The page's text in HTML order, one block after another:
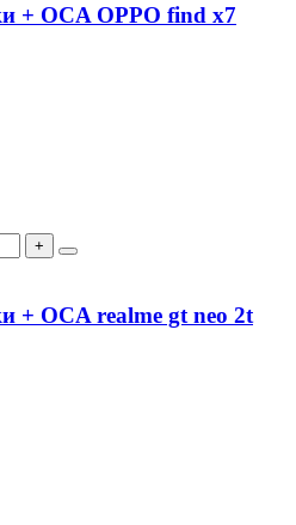
+ OCA OPPO find x7
+
+ OCA realme gt neo 2t